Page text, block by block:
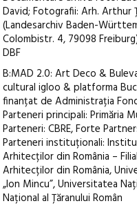
David; Fotografii: Arh. Arthur
(Landesarchiv Baden-
Colombistr. 4, 79098
DBF
B:MAD 2.0: Art Deco &
cultural igloo & platforma
finanțat de Administrația
Parteneri principali: Primăria
Parteneri: CBRE, Forte
Parteneri instituționali:
Arhitecților din România –
Arhitecților din România,
„Ion Mincu”, Universitatea
Național al Țăranului Român